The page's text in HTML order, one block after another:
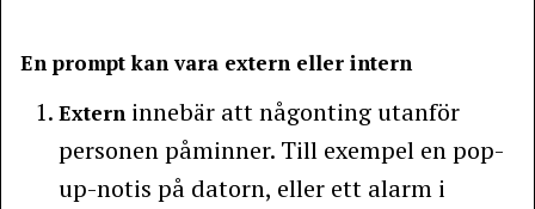
En prompt kan vara extern eller intern
Extern innebär att någonting utanför
personen påminner. Till exempel en pop-
up-notis på datorn, eller ett alarm i